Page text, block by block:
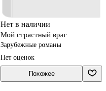
Нет в наличии
Мой страстный враг
Зарубежные романы
Нет оценок
Похожее